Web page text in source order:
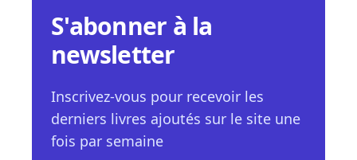
S'abonner à la
newsletter
Inscrivez-vous pour recevoir les
derniers livres ajoutés sur le site une
fois par semaine